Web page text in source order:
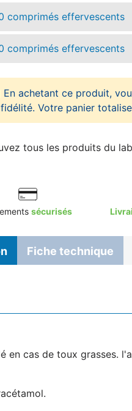
comprimés effervescents
comprimés effervescents
En achetant ce produit,
Votre panier
tous les produits du
sécurisés
Fiche technique
cas de toux grasses.